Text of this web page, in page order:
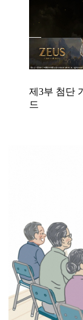
제3부 첨단
드